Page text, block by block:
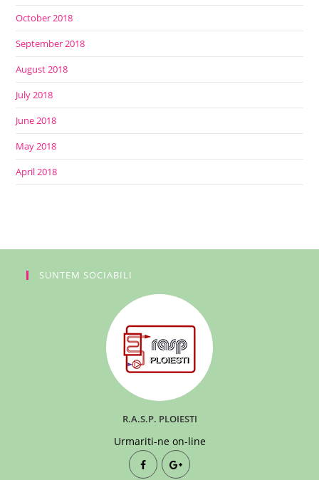
October 2018
September 2018
August 2018
July 2018
June 2018
May 2018
April 2018
SUNTEM SOCIABILI
R.A.S.P. PLOIESTI
Urmariti-ne on-line